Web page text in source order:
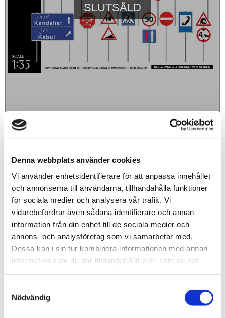
Denna webbplats använder cookies
Vi använder enhetsidentifierare för att anpassa innehållet
och annonserna till användarna, tillhandahålla funktioner
för sociala medier och analysera vår trafik. Vi
vidarebefordrar även sådana identifierare och annan
information från din enhet till de sociala medier och
annons- och analysföretag som vi samarbetar med.
Dessa kan i sin tur kombinera informationen med annan
information som du har tillhandahållit eller som de har
Nödvändig
SLUTSÅLD
189sek
Lägg till i favoriter
Lagerstatus
Slutsåld
Artikelnr
MI35640